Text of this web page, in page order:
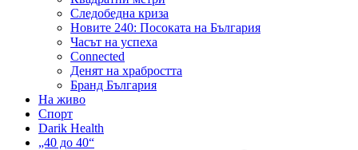
Следобедна криза
Новите 240: Посоката на България
Часът на успеха
Connected
Денят на храбростта
Бранд България
На живо
Спорт
Darik Health
„40 до 40“